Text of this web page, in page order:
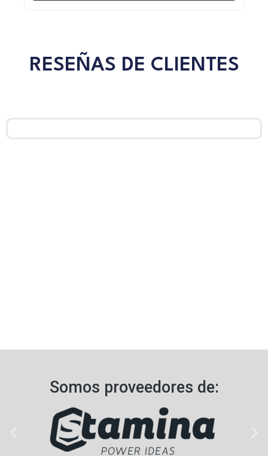
RESEÑAS DE CLIENTES
Somos proveedores de: